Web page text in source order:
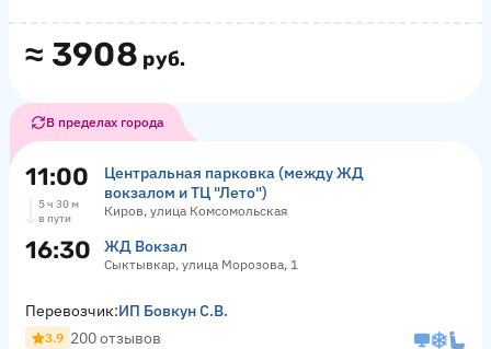
≈ 3908 руб.
В пределах города
11:00
Центральная парковка (между ЖД
вокзалом и ТЦ "Лето")
Киров, улица Комсомольская
5 ч 30 м
в пути
16:30 ЖД Вокзал
Сыктывкар, улица Морозова, 1
Перевозчик:ИП Бовкун С.В.
3.9 200 отзывов